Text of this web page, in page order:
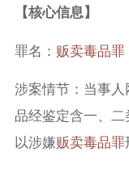
【核心信息】
罪名： 贩卖毒品罪
涉案情节：当事
品经鉴定含一、二
以涉嫌贩卖毒品罪